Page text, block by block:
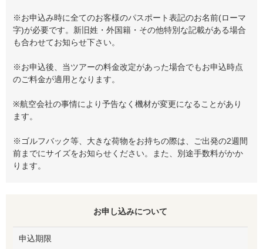
※お申込み時に全てのお客様のパスポート表記のお名前(ローマ
字)が必要です。新旧姓・外国籍・その他特別な記載がある場合
も合わせてお知らせ下さい。
※お申込後、当ツアーの料金改定があった場合でもお申込時点
のご料金が適用となります。
※航空会社の事情により予告なく機材が変更になることがあり
ます。
※ゴルフバック等、大きな荷物をお持ちの際は、ご出発の2週間
前までにサイズをお知らせください。また、別途手数料がかか
ります。
お申し込みについて
申込期限